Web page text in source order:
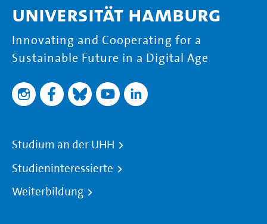
Universität Hamburg
Innovating and Cooperating for a
Sustainable Future in a Digital Age
Studium an der UHH
Studieninteressierte
Weiterbildung